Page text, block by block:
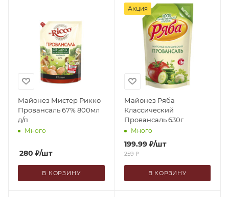
Майонез Мистер Рикко
Провансаль 67% 800мл
д/п
Много
280 ₽/шт
В КОРЗИНУ
Акция
Майонез Ряба
Классический
Провансаль 630г
Много
199.99₽/шт
259₽
В КОРЗИНУ